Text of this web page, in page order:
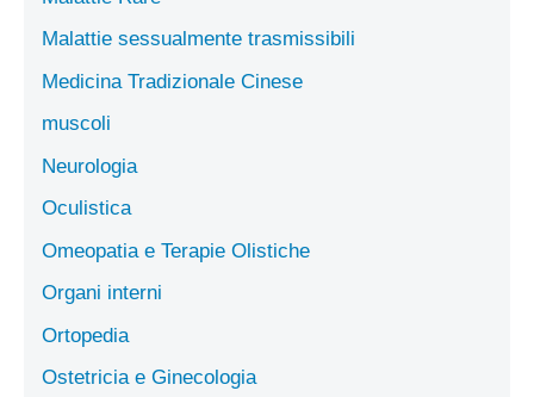
Malattie sessualmente trasmissibili
Medicina Tradizionale Cinese
muscoli
Neurologia
Oculistica
Omeopatia e Terapie Olistiche
Organi interni
Ortopedia
Ostetricia e Ginecologia